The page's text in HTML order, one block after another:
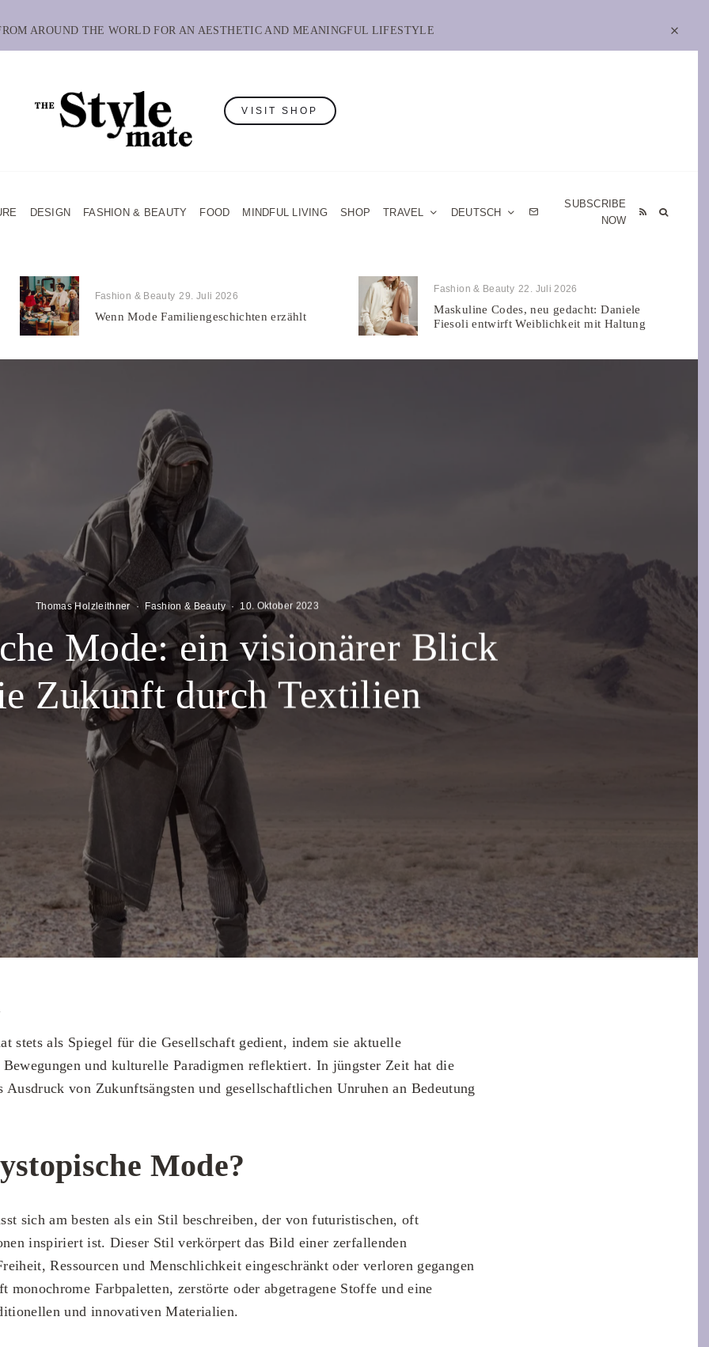
AROUND THE WORLD FOR AN AESTHETIC AND MEANINGFUL LIFESTYLE
VISIT SHOP
DESIGN FASHION & BEAUTY FOOD MINDFUL LIVING SHOP TRAVEL DEUTSCH
SUBSCRIBE
NOW
Fashion & Beauty 29. Juli 2026
Wenn Mode Familiengeschichten erzählt
Fashion & Beauty 22. Juli 2026
Maskuline Codes, neu gedacht: Daniele
Fiesoli entwirft Weiblichkeit mit Haltung
Thomas Holzleithner · Fashion & Beauty · 10. Oktober 2023
Mode: ein visionärer Blick
Zukunft durch Textilien
stets als Spiegel für die Gesellschaft gedient, indem sie aktuelle
und kulturelle Paradigmen reflektiert. In jüngster Zeit hat die
Ausdruck von Zukunftsängsten und gesellschaftlichen Unruhen an Bedeutung
Mode?
sich am besten als ein Stil beschreiben, der von futuristischen, oft
inspiriert ist. Dieser Stil verkörpert das Bild einer zerfallenden
Ressourcen und Menschlichkeit eingeschränkt oder verloren gegangen
monochrome Farbpaletten, zerstörte oder abgetragene Stoffe und eine
und innovativen Materialien.